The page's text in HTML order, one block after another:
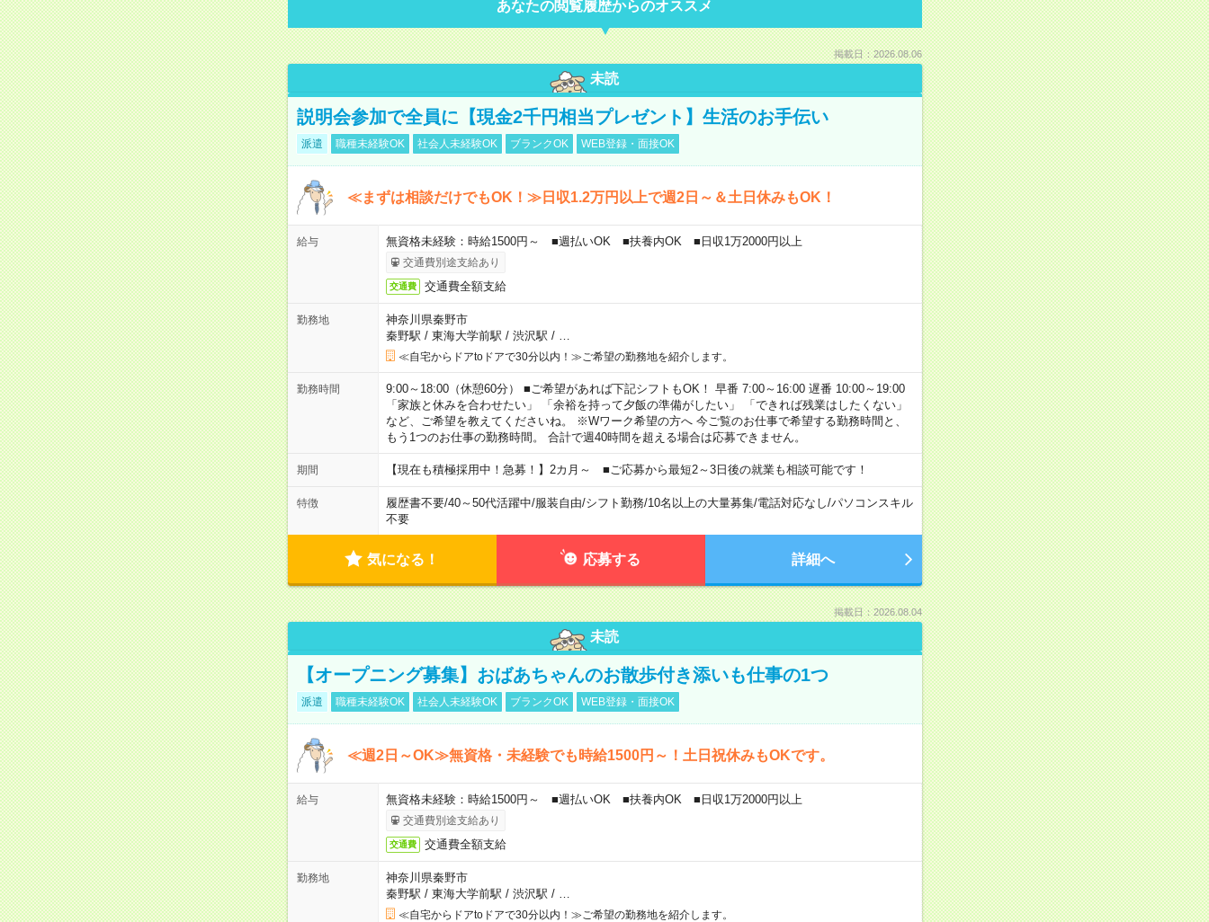
あなたの閲覧履歴からのオススメ
掲載日：2026.08.06
未読
説明会参加で全員に【現金2千円相当プレゼント】生活のお手伝い
派遣 職種未経験OK 社会人未経験OK ブランクOK WEB登録・面接OK
≪まずは相談だけでもOK！≫日収1.2万円以上で週2日～＆土日休みもOK！
給与 無資格未経験：時給1500円～ ■週払いOK ■扶養内OK ■日収1万2000円以上
交通費別途支給あり
交通費 交通費全額支給
勤務地
神奈川県秦野市
秦野駅 / 東海大学前駅 / 渋沢駅 /
≪自宅からドアtoドアで30分以内！≫ご希望の勤務地を紹介します。
勤務時間
9:00～18:00（休憩60分） ■ご希望があれば下記シフトもOK！ 早番 7:00～16:00 遅番 10:00～19:00
「家族と休みを合わせたい」 「余裕を持って夕飯の準備がしたい」 「できれば残業はしたくない」
など、ご希望を教えてくださいね。 ※Wワーク希望の方へ 今ご覧のお仕事で希望する勤務時間と、
もう1つのお仕事の勤務時間。 合計で週40時間を超える場合は応募できません。
期間 【現在も積極採用中！急募！】2カ月～ ■ご応募から最短2～3日後の就業も相談可能です！
特徴 履歴書不要/40～50代活躍中/服装自由/シフト勤務/10名以上の大量募集/電話対応なし/パソコンスキル
不要
気になる！ 応募する 詳細へ
掲載日：2026.08.04
未読
【オープニング募集】おばあちゃんのお散歩付き添いも仕事の1つ
派遣 職種未経験OK 社会人未経験OK ブランクOK WEB登録・面接OK
≪週2日～OK≫無資格・未経験でも時給1500円～！土日祝休みもOKです。
給与 無資格未経験：時給1500円～ ■週払いOK ■扶養内OK ■日収1万2000円以上
交通費別途支給あり
交通費 交通費全額支給
勤務地
神奈川県秦野市
秦野駅 / 東海大学前駅 / 渋沢駅 /
≪自宅からドアtoドアで30分以内！≫ご希望の勤務地を紹介します。